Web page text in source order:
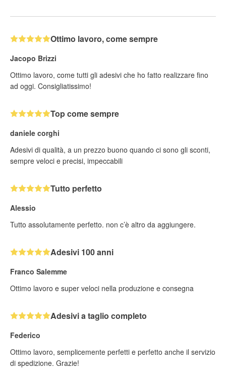
Ottimo lavoro, come sempre
Jacopo Brizzi
Ottimo lavoro, come tutti gli adesivi che ho fatto realizzare fino
ad oggi. Consigliatissimo!
Top come sempre
daniele corghi
Adesivi di qualità, a un prezzo buono quando ci sono gli sconti,
sempre veloci e precisi, impeccabili
Tutto perfetto
Alessio
Tutto assolutamente perfetto. non c’è altro da aggiungere.
Adesivi 100 anni
Franco Salemme
Ottimo lavoro e super veloci nella produzione e consegna
Adesivi a taglio completo
Federico
Ottimo lavoro, semplicemente perfetti e perfetto anche il servizio
di spedizione. Grazie!